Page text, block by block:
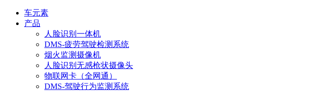
车元素
产品
人脸识别一体机
DMS-疲劳驾驶检测系统
烟火监测摄像机
人脸识别无感枪状摄像头
物联网卡（全网通）
DMS-驾驶行为监测系统